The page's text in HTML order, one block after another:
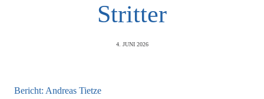
Stritter
4. JUNI 2026
Bericht: Andreas Tietze